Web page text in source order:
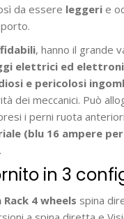
da essere leggeri e
, hanno il grande
elettrici ed
e pericolosi
dei meccanici. Può
i perni ruota
(blu 16 ampere
.
in 3
4 wheels spina